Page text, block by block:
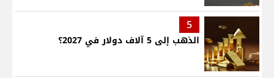
5
الذهب إلى 5 آلاف دولار في 2027؟